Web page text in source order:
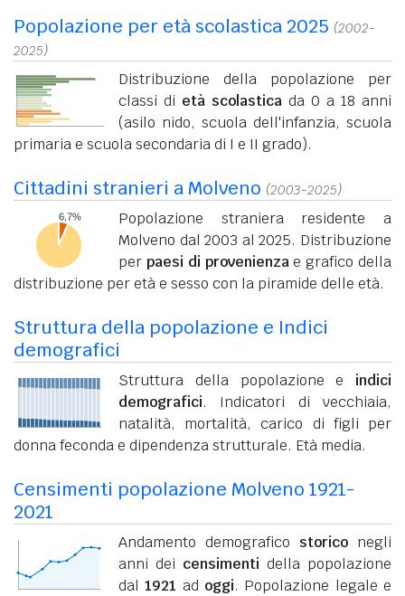
Popolazione per età scolastica 2025 (2002-
2025)
Distribuzione della popolazione per
classi di età scolastica da 0 a 18 anni
(asilo nido, scuola dell'infanzia, scuola
primaria e scuola secondaria di I e II grado).
Cittadini stranieri a Molveno (2003-2025)
Popolazione straniera residente a
Molveno dal 2003 al 2025. Distribuzione
per paesi di provenienzae grafico della
distribuzione per età e sesso con la piramide delle età.
Struttura della popolazione e Indici
demografici
Struttura della popolazione e indici
demografici. Indicatori di vecchiaia,
natalità, mortalità, carico di figli per
donna feconda e dipendenza strutturale. Età media.
Censimenti popolazione Molveno 1921-
2021
Andamento demografico storico negli
anni dei censimenti della popolazione
dal1921 ad oggi. Popolazione legale e